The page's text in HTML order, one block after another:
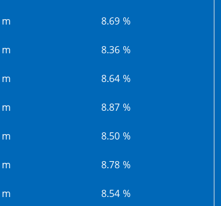
8.69 %
8.36 %
8.64 %
8.87 %
8.50 %
8.78 %
8.54 %